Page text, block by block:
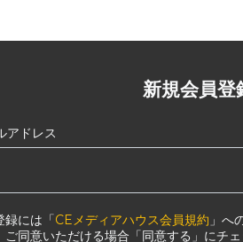
新規会員登
アドレス
録には「CEメディアハウス会員規約 」へ
ご同意いただける場合「同意する」にチ